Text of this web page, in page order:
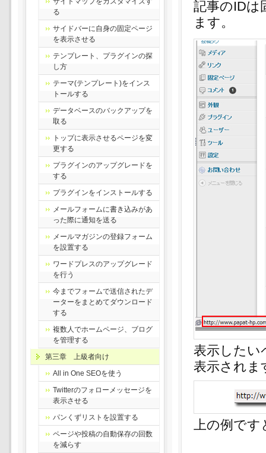
記事のIDは
ます。
表示したい
表示されま
上の例です
る
サイドバーに自身の固定ページ
を表示させる
テンプレート、プラグインの探
し方
テーマ(テンプレート)をインス
トールする
データベースのバックアップを
取る
トップに表示させるページを変
更する
プラグインのアップグレードを
する
プラグインをインストールする
メールフォームに書き込みがあ
った際に通知を送る
メールマガジンの登録フォーム
を設置する
ワードプレスのアップグレード
を行う
今までフォームで送信されたデ
ーターをまとめてダウンロード
する
複数人でホームページ、ブログ
を管理する
第三章 上級者向け
All in One SEOを使う
Twitterのフォローメッセージを
表示させる
パンくずリストを設置する
ページや投稿の自動保存の回数
を減らす